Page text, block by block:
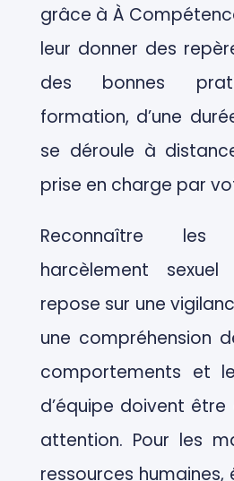
grâce à À
leur donner des
des bonnes
formation, d’une
se déroule à
prise en charge par
Reconnaître
harcèlement
repose sur une
une compréhension
comportements et
d’équipe doivent
attention. Pour les
ressources